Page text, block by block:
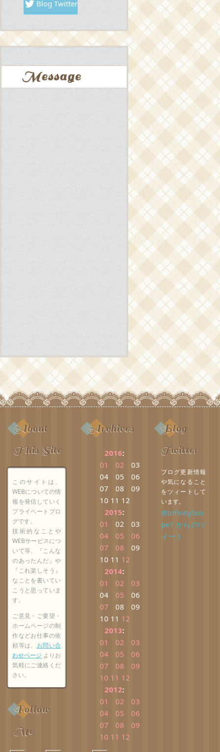
Blog Twitter
Message
About
This Site
このサイトは、
WEBについての情
報を発信していく
プライベートブロ
グです。
技術的なことや
WEBサービスにつ
いて等、『こんな
のあったんだ』や
『これ楽しそう』
なことを書いてい
こうと思っていま
す。
ご意見・ご要望・
ホームページの制
作などお仕事の依
頼等は、 お問い合
わせページ よりお
気軽にご連絡くだ
さい。
Follow
Me
Archives
2016:
01
02
03
04
05
06
07
08
09
10 11 12
2015:
01
02
03
04
05
06
07
08
09
10 11 12
2014:
01
02
03
04
05
06
07
08
09
10 11 12
2013:
01
02
03
04
05
06
07
08
09
10 11 12
2012:
01
02
03
04
05
06
07
08
09
10 11 12
Blog
Twitter
ブログ更新情報
や気になること
をツィートして
います。
@InfinitySco
pe1 からのツ
イート